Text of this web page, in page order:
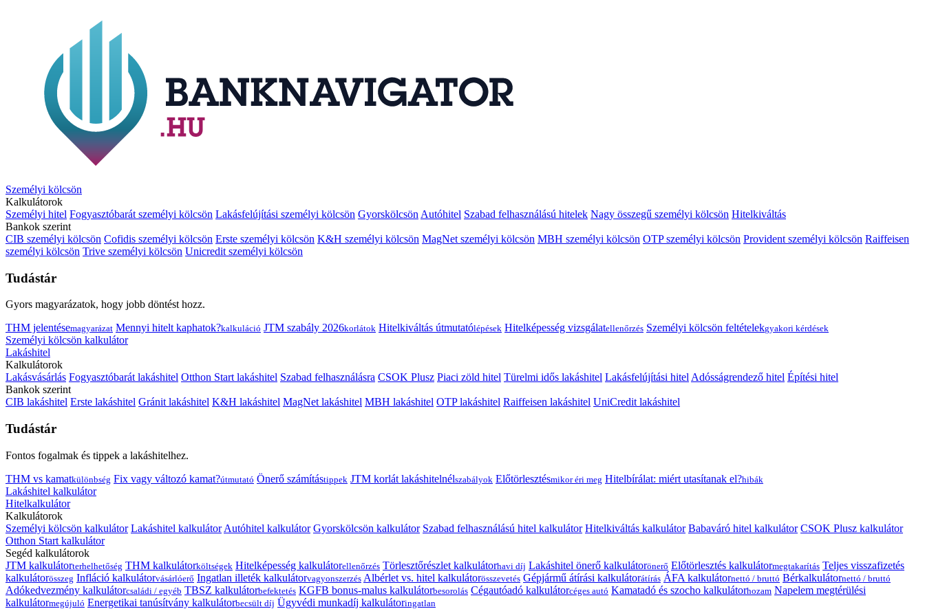
Személyi kölcsön
Kalkulátorok
Személyi hitel Fogyasztóbarát személyi kölcsön Lakásfelújítási személyi kölcsön Gyorskölcsön Autóhitel Szabad felhasználású hitelek Nagy összegű személyi kölcsön Hitelkiváltás
Bankok szerint
CIB személyi kölcsön Cofidis személyi kölcsön Erste személyi kölcsön K&H személyi kölcsön MagNet személyi kölcsön MBH személyi kölcsön OTP személyi kölcsön Provident személyi kölcsön Raiffeisen
személyi kölcsön Trive személyi kölcsön Unicredit személyi kölcsön
Tudástár
Gyors magyarázatok, hogy jobb döntést hozz.
THM jelentésemagyarázat Mennyi hitelt kaphatok?kalkuláció JTM szabály 2026korlátok Hitelkiváltás útmutatólépések Hitelképesség vizsgálatellenőrzés Személyi kölcsön feltételekgyakori kérdések
Személyi kölcsön kalkulátor
Lakáshitel
Kalkulátorok
Lakásvásárlás Fogyasztóbarát lakáshitel Otthon Start lakáshitel Szabad felhasználásra CSOK Plusz Piaci zöld hitel Türelmi idős lakáshitel Lakásfelújítási hitelAdósságrendező hitel Építési hitel
Bankok szerint
CIB lakáshitel Erste lakáshitel Gránit lakáshitel K&H lakáshitel MagNet lakáshitel MBH lakáshitel OTP lakáshitel Raiffeisen lakáshitel UniCredit lakáshitel
Tudástár
Fontos fogalmak és tippek a lakáshitelhez.
THM vs kamatkülönbség Fix vagy változó kamat?útmutató Önerő számítástippek JTM korlát lakáshitelnélszabályok Előtörlesztésmikor éri meg Hitelbírálat: miért utasítanak el?hibák
Lakáshitel kalkulátor
Hitelkalkulátor
Kalkulátorok
Személyi kölcsön kalkulátor Lakáshitel kalkulátor Autóhitel kalkulátor Gyorskölcsön kalkulátor Szabad felhasználású hitel kalkulátor Hitelkiváltás kalkulátor Babaváró hitel kalkulátor CSOK Plusz kalkulátor
Otthon Start kalkulátor
Segéd kalkulátorok
JTM kalkulátorterhelhetőség THM kalkulátorköltségek Hitelképesség kalkulátorellenőrzés Törlesztőrészlet kalkulátorhavi díj Lakáshitel önerő kalkulátorönerő Előtörlesztés kalkulátormegtakarítás Teljes visszafizetés
kalkulátorösszeg Infláció kalkulátorvásárlóerő Ingatlan illeték kalkulátorvagyonszerzés Albérlet vs. hitel kalkulátorösszevetés Gépjármű átírási kalkulátorátírás ÁFA kalkulátornettó / bruttó Bérkalkulátornettó / bruttó
Adókedvezmény kalkulátorcsaládi / egyéb TBSZ kalkulátorbefektetés KGFB bonus-malus kalkulátorbesorolás Cégautóadó kalkulátorcéges autó Kamatadó és szocho kalkulátorhozam Napelem megtérülési
kalkulátormegújuló Energetikai tanúsítvány kalkulátorbecsült díj Ügyvédi munkadíj kalkulátoringatlan